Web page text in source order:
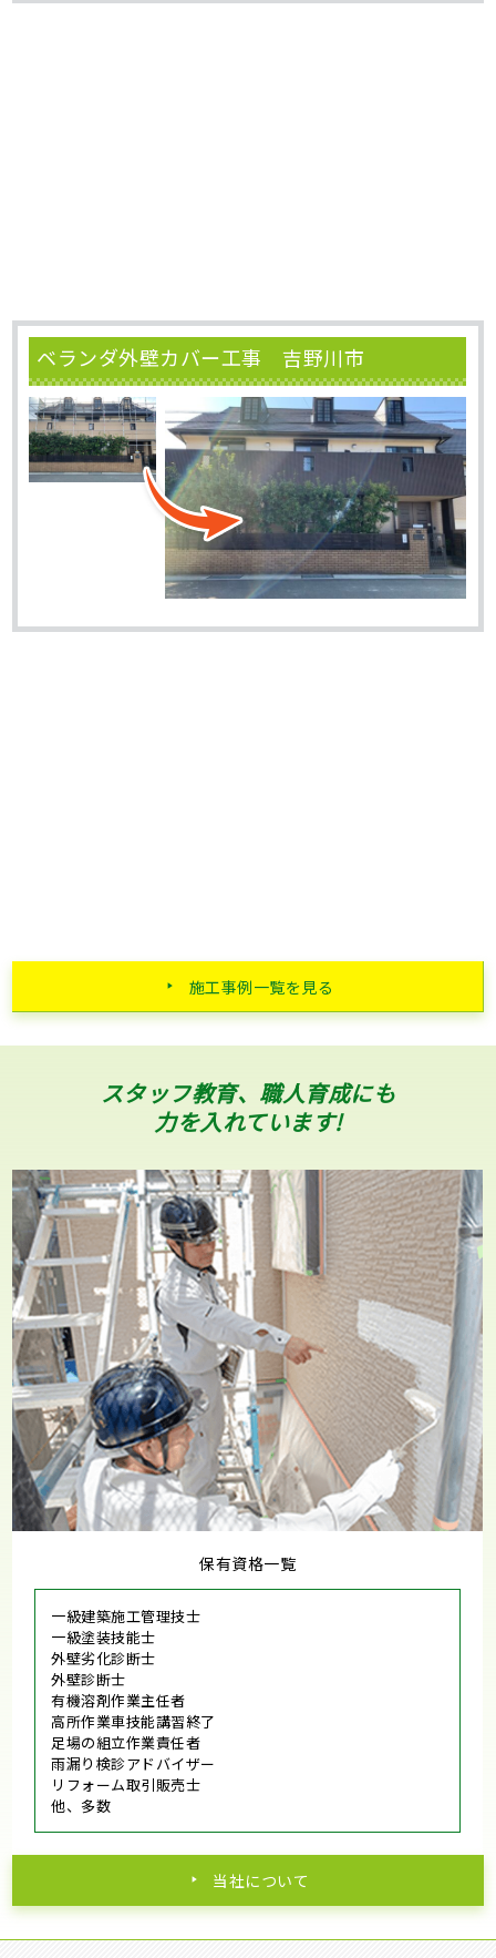
ベランダ外壁カバー工事 吉野川市
施工事例一覧を見る
スタッフ教育、職人育成にも
力を入れています!
保有資格一覧
一級建築施工管理技士
一級塗装技能士
外壁劣化診断士
外壁診断士
有機溶剤作業主任者
高所作業車技能講習終了
足場の組立作業責任者
雨漏り検診アドバイザー
リフォーム取引販売士
他、多数
当社について